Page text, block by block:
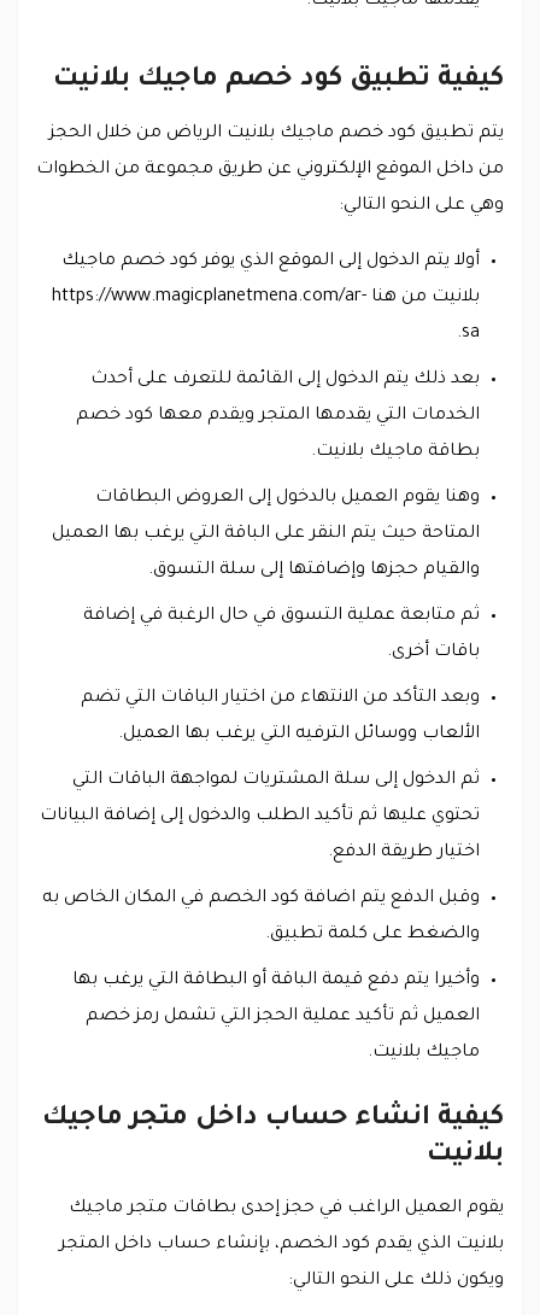
كيفية تطبيق كود خصم ماجيك بلانيت
يتم تطبيق كود خصم ماجيك بلانيت الرياض من خلال الحجز
من داخل الموقع الإلكتروني عن طريق مجموعة من الخطوات
وهي على النحو التالي:
أولا يتم الدخول إلى الموقع الذي يوفر كود خصم ماجيك
بلانيت من هنا https://www.magicplanetmena.com/ar-
sa.
بعد ذلك يتم الدخول إلى القائمة للتعرف على أحدث
الخدمات التي يقدمها المتجر ويقدم معها كود خصم
بطاقة ماجيك بلانيت.
وهنا يقوم العميل بالدخول إلى العروض البطاقات
المتاحة حيث يتم النقر على الباقة التي يرغب بها العميل
والقيام حجزها وإضافتها إلى سلة التسوق.
ثم متابعة عملية التسوق في حال الرغبة في إضافة
باقات أخرى.
وبعد التأكد من الانتهاء من اختيار الباقات التي تضم
الألعاب ووسائل الترفيه التي يرغب بها العميل.
ثم الدخول إلى سلة المشتريات لمواجهة الباقات التي
تحتوي عليها ثم تأكيد الطلب والدخول إلى إضافة البيانات
اختيار طريقة الدفع.
وقبل الدفع يتم اضافة كود الخصم في المكان الخاص به
والضغط على كلمة تطبيق.
وأخيرا يتم دفع قيمة الباقة أو البطاقة التي يرغب بها
العميل ثم تأكيد عملية الحجز التي تشمل رمز خصم
ماجيك بلانيت.
كيفية انشاء حساب داخل متجر ماجيك
بلانيت
يقوم العميل الراغب في حجز إحدى بطاقات متجر ماجيك
بلانيت الذي يقدم كود الخصم، بإنشاء حساب داخل المتجر
ويكون ذلك على النحو التالي: